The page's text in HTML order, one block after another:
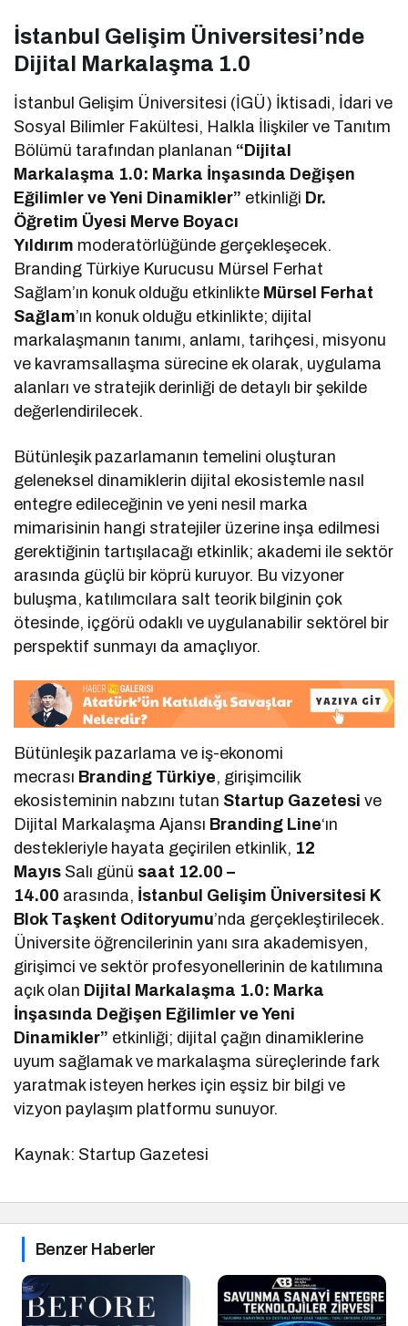
İstanbul Gelişim Üniversitesi’nde
Dijital Markalaşma 1.0
İstanbul Gelişim Üniversitesi (İGÜ) İktisadi, İdari ve
Sosyal Bilimler Fakültesi, Halkla İlişkiler ve Tanıtım
Bölümü tarafından planlanan “Dijital
Markalaşma 1.0: Marka İnşasında Değişen
Eğilimler ve Yeni Dinamikler” etkinliği Dr.
Öğretim Üyesi Merve Boyacı
Yıldırım moderatörlüğünde gerçekleşecek.
Branding Türkiye Kurucusu Mürsel Ferhat
Sağlam’ın konuk olduğu etkinlikte Mürsel Ferhat
Sağlam’ın konuk olduğu etkinlikte; dijital
markalaşmanın tanımı, anlamı, tarihçesi, misyonu
ve kavramsallaşma sürecine ek olarak, uygulama
alanları ve stratejik derinliği de detaylı bir şekilde
değerlendirilecek.
Bütünleşik pazarlamanın temelini oluşturan
geleneksel dinamiklerin dijital ekosistemle nasıl
entegre edileceğinin ve yeni nesil marka
mimarisinin hangi stratejiler üzerine inşa edilmesi
gerektiğinin tartışılacağı etkinlik; akademi ile sektör
arasında güçlü bir köprü kuruyor. Bu vizyoner
buluşma, katılımcılara salt teorik bilginin çok
ötesinde, içgörü odaklı ve uygulanabilir sektörel bir
perspektif sunmayı da amaçlıyor.
Bütünleşik pazarlama ve iş-ekonomi
mecrası Branding Türkiye, girişimcilik
ekosisteminin nabzını tutan Startup Gazetesi ve
Dijital Markalaşma Ajansı Branding Line‘ın
destekleriyle hayata geçirilen etkinlik, 12
Mayıs Salı günü saat 12.00 –
14.00 arasında, İstanbul Gelişim Üniversitesi K
Blok Taşkent Oditoryumu’nda gerçekleştirilecek.
Üniversite öğrencilerinin yanı sıra akademisyen,
girişimci ve sektör profesyonellerinin de katılımına
açık olan Dijital Markalaşma 1.0: Marka
İnşasında Değişen Eğilimler ve Yeni
Dinamikler” etkinliği; dijital çağın dinamiklerine
uyum sağlamak ve markalaşma süreçlerinde fark
yaratmak isteyen herkes için eşsiz bir bilgi ve
vizyon paylaşım platformu sunuyor.
Kaynak: Startup Gazetesi
Benzer Haberler